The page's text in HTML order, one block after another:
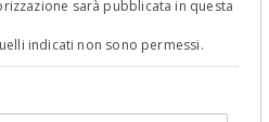
sarà pubblicata in questa
indicati non sono permessi.